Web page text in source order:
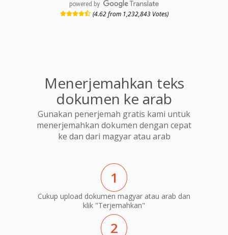
powered by
(4.62 from 1,232,843 Votes)
Menerjemahkan teks
dokumen ke arab
Gunakan penerjemah gratis kami untuk
menerjemahkan dokumen dengan cepat
ke dan dari magyar atau arab
1
Cukup upload dokumen magyar atau arab dan
klik "Terjemahkan"
2